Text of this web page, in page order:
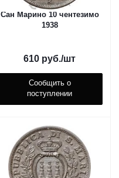
Сан Марино 10 чентезимо
1938
610 руб./шт
Сообщить о
поступлении